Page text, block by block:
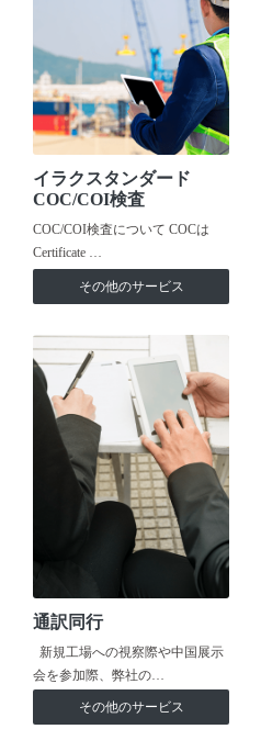
イラクスタンダード
COC/COI検査
COC/COI検査について COCは
Certificate …
その他のサービス
通訳同行
新規工場への視察際や中国展示
会を参加際、弊社の…
その他のサービス